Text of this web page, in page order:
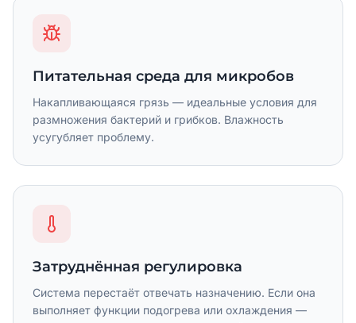
Питательная среда для микробов
Накапливающаяся грязь — идеальные условия для
размножения бактерий и грибков. Влажность
усугубляет проблему.
Затруднённая регулировка
Система перестаёт отвечать назначению. Если она
выполняет функции подогрева или охлаждения —